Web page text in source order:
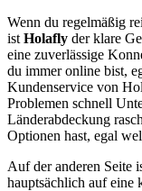
Wenn du regelmäßig
ist Holafly der klare
eine zuverlässige
du immer online bist,
Kundenservice von
Problemen schnell
Länderabdeckung
Optionen hast, egal
Auf der anderen Seite
hauptsächlich auf eine